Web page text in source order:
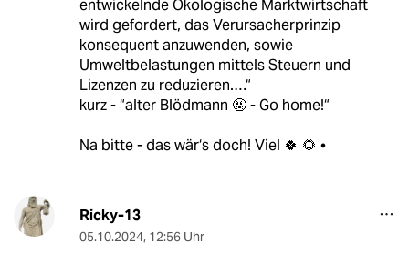
entwickelnde Ökologische Marktwirtschaft
wird gefordert, das Verursacherprinzip
konsequent anzuwenden, sowie
Umweltbelastungen mittels Steuern und
Lizenzen zu reduzieren.…“
kurz - “alter Blödmann 🤬 - Go home!“
Na bitte - das wär‘s doch! Viel 🍀 🌻 •
Ricky-13
05.10.2024, 12:56 Uhr